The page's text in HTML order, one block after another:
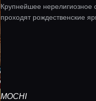
Крупнейшее
проходят рождественские
MOCHI